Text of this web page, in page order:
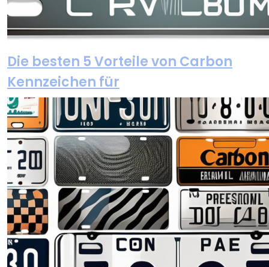
Die besten 5 Vorteile von Carbon
Kennzeichen für